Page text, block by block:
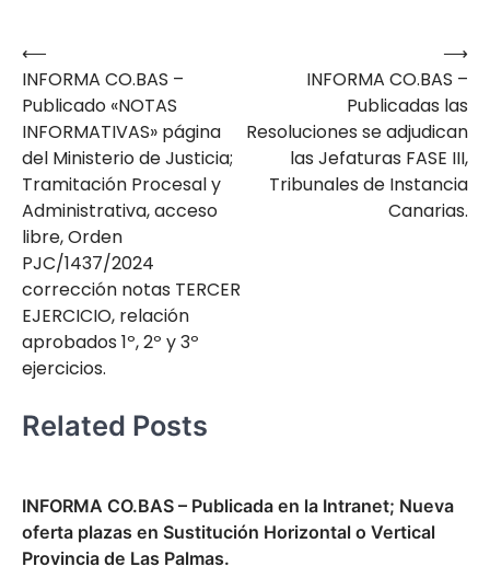
Navegación
de
entradas
⟵
INFORMA CO.BAS –
Publicado «NOTAS
INFORMATIVAS» página
del Ministerio de Justicia;
Tramitación Procesal y
Administrativa, acceso
libre, Orden
PJC/1437/2024
corrección notas TERCER
EJERCICIO, relación
aprobados 1º, 2º y 3º
ejercicios.
INFORMA CO.BAS –
Publicadas las
Resoluciones se adjudican
las Jefaturas FASE III,
Tribunales de Instancia
Canarias.
⟶
Related Posts
INFORMA CO.BAS – Publicada en la Intranet; Nueva
oferta plazas en Sustitución Horizontal o Vertical
Provincia de Las Palmas.